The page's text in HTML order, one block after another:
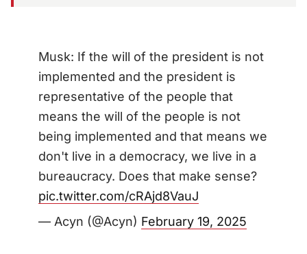
Musk: If the will of the president is not
implemented and the president is
representative of the people that
means the will of the people is not
being implemented and that means we
don't live in a democracy, we live in a
bureaucracy. Does that make sense?
pic.twitter.com/cRAjd8VauJ
— Acyn (@Acyn) February 19, 2025